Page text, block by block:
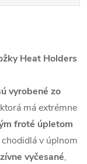
Heat Holders
vyrobené zo
má extrémne
froté úpletom
v úplnom
vyčesané,